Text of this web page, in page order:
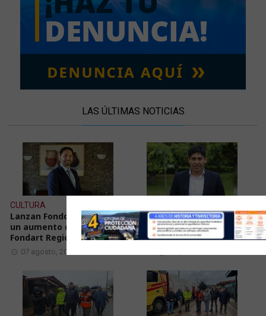
LAS ÚLTIMAS NOTICIAS
CULTURA
Lanzan Fondos Cultura con
un aumento del 6,2% en el
Fondart Regional y enfoque
07 agosto, 2026
Ex alcalde de Renaico es
condenado a 15 años de
cárcel por delitos sexuales